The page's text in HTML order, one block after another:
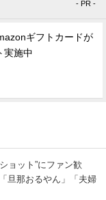
- PR -
ギフトカードが
実施中
ョット”にファン歓
旦那おるやん」「夫婦